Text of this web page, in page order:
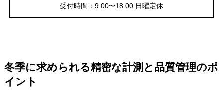
受付時間：9:00〜18:00 日曜定休
冬季に求められる精密な計測と品質管理のポ
イント